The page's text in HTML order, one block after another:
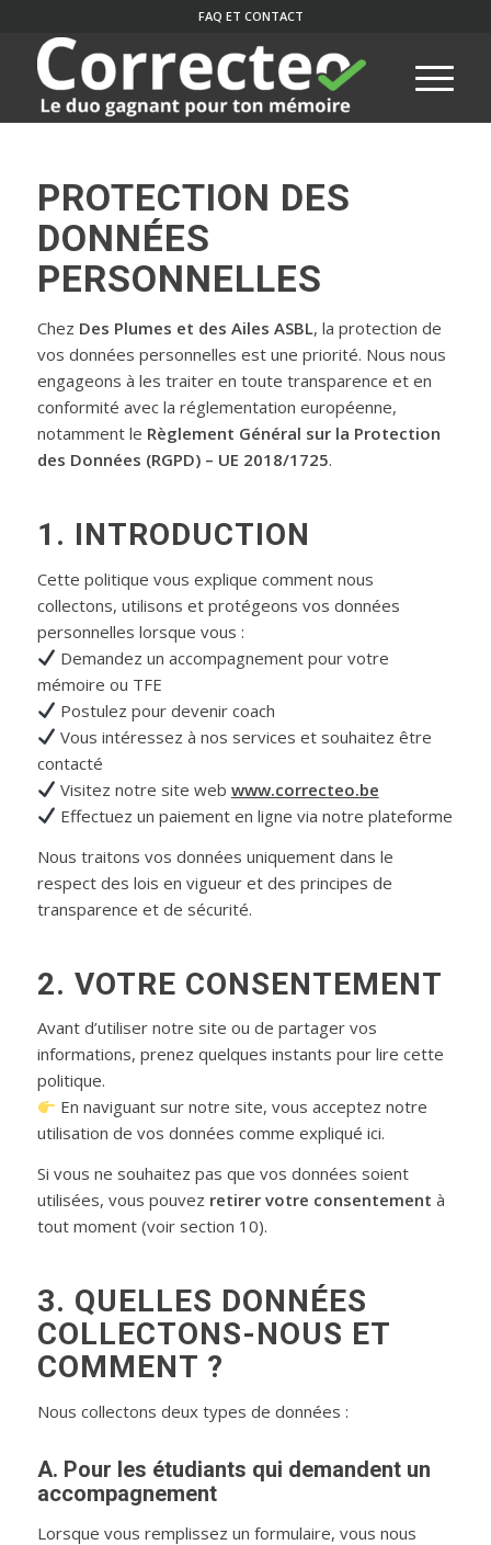
FAQ ET CONTACT
PROTECTION DES
DONNÉES
PERSONNELLES
Chez Des Plumes et des Ailes ASBL, la protection de
vos données personnelles est une priorité. Nous nous
engageons à les traiter en toute transparence et en
conformité avec la réglementation européenne,
notamment le Règlement Général sur la Protection
des Données (RGPD) – UE 2018/1725.
1. INTRODUCTION
Cette politique vous explique comment nous
collectons, utilisons et protégeons vos données
personnelles lorsque vous :
Demandez un accompagnement pour votre
mémoire ou TFE
Postulez pour devenir coach
Vous intéressez à nos services et souhaitez être
contacté
Visitez notre site web www.correcteo.be
Effectuez un paiement en ligne via notre plateforme
Nous traitons vos données uniquement dans le
respect des lois en vigueur et des principes de
transparence et de sécurité.
2. VOTRE CONSENTEMENT
Avant d’utiliser notre site ou de partager vos
informations, prenez quelques instants pour lire cette
politique.
En naviguant sur notre site, vous acceptez notre
utilisation de vos données comme expliqué ici.
Si vous ne souhaitez pas que vos données soient
utilisées, vous pouvez retirer votre consentement à
tout moment (voir section 10).
3. QUELLES DONNÉES
COLLECTONS-NOUS ET
COMMENT ?
Nous collectons deux types de données :
A. Pour les étudiants qui demandent un
accompagnement
Lorsque vous remplissez un formulaire, vous nous